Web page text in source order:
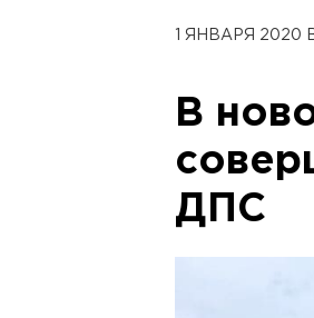
1 ЯНВАРЯ 2020
В
ДПС